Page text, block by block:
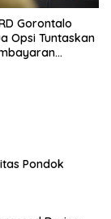
Gorontalo
Opsi Tuntaskan
Pondok